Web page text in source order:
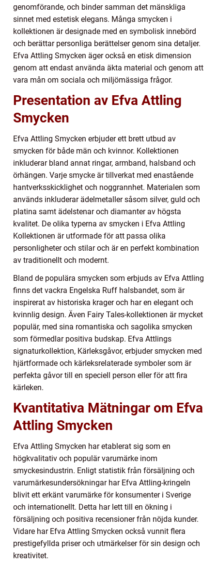
genomförande, och binder samman det mänskliga
sinnet med estetisk elegans. Många smycken i
kollektionen är designade med en symbolisk innebörd
och berättar personliga berättelser genom sina detaljer.
Efva Attling Smycken äger också en etisk dimension
genom att endast använda äkta material och genom att
vara mån om sociala och miljömässiga frågor.
Presentation av Efva Attling
Smycken
Efva Attling Smycken erbjuder ett brett utbud av
smycken för både män och kvinnor. Kollektionen
inkluderar bland annat ringar, armband, halsband och
örhängen. Varje smycke är tillverkat med enastående
hantverksskicklighet och noggrannhet. Materialen som
används inkluderar ädelmetaller såsom silver, guld och
platina samt ädelstenar och diamanter av högsta
kvalitet. De olika typerna av smycken i Efva Attling
Kollektionen är utformade för att passa olika
personligheter och stilar och är en perfekt kombination
av traditionellt och modernt.
Bland de populära smycken som erbjuds av Efva Attling
finns det vackra Engelska Ruff halsbandet, som är
inspirerat av historiska krager och har en elegant och
kvinnlig design. Även Fairy Tales-kollektionen är mycket
populär, med sina romantiska och sagolika smycken
som förmedlar positiva budskap. Efva Attlings
signaturkollektion, Kärleksgåvor, erbjuder smycken med
hjärtformade och kärleksrelaterade symboler som är
perfekta gåvor till en speciell person eller för att fira
kärleken.
Kvantitativa Mätningar om Efva
Attling Smycken
Efva Attling Smycken har etablerat sig som en
högkvalitativ och populär varumärke inom
smyckesindustrin. Enligt statistik från försäljning och
varumärkesundersökningar har Efva Attling-kringeln
blivit ett erkänt varumärke för konsumenter i Sverige
och internationellt. Detta har lett till en ökning i
försäljning och positiva recensioner från nöjda kunder.
Vidare har Efva Attling Smycken också vunnit flera
prestigefyllda priser och utmärkelser för sin design och
kreativitet.